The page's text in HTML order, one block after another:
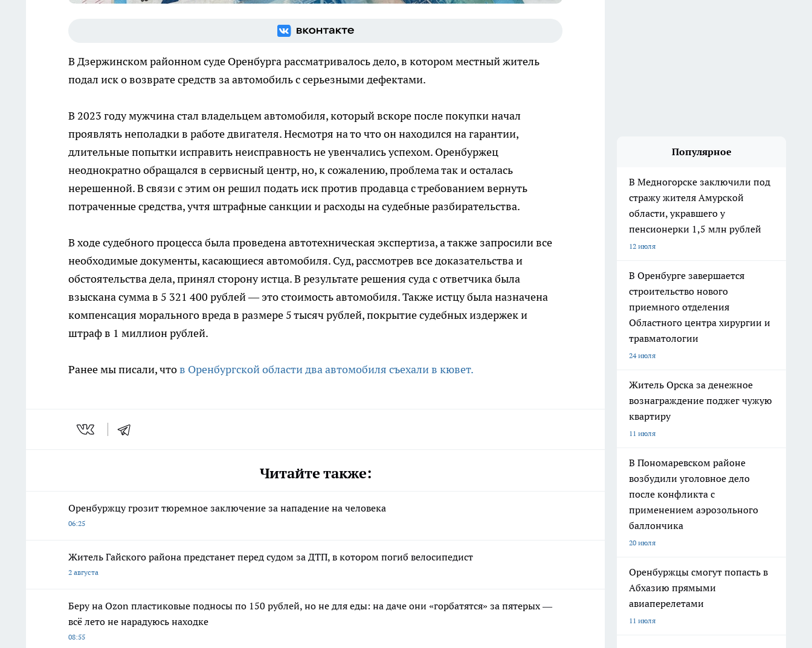
В Дзержинском районном суде Оренбурга рассматривалось дело, в котором местный житель
подал иск о возврате средств за автомобиль с серьезными дефектами.
В 2023 году мужчина стал владельцем автомобиля, который вскоре после покупки начал
проявлять неполадки в работе двигателя. Несмотря на то что он находился на гарантии,
длительные попытки исправить неисправность не увенчались успехом. Оренбуржец
неоднократно обращался в сервисный центр, но, к сожалению, проблема так и осталась
нерешенной. В связи с этим он решил подать иск против продавца с требованием вернуть
потраченные средства, учтя штрафные санкции и расходы на судебные разбирательства.
В ходе судебного процесса была проведена автотехническая экспертиза, а также запросили все
необходимые документы, касающиеся автомобиля. Суд, рассмотрев все доказательства и
обстоятельства дела, принял сторону истца. В результате решения суда с ответчика была
взыскана сумма в 5 321 400 рублей — это стоимость автомобиля. Также истцу была назначена
компенсация морального вреда в размере 5 тысяч рублей, покрытие судебных издержек и
штраф в 1 миллион рублей.
Ранее мы писали, чтов Оренбургской области два автомобиля съехали в кювет.
Читайте также:
Оренбуржцу грозит тюремное заключение за нападение на человека
06:25
Житель Гайского района предстанет перед судом за ДТП, в котором погиб велосипедист
2 августа
Беру на Ozon пластиковые подносы по 150 рублей, но не для еды: на даче они «горбатятся» за пятерых —
всё лето не нарадуюсь находке
08:55
Популярное
В Медногорске заключили под
стражу жителя Амурской
области, укравшего у
пенсионерки 1,5 млн рублей
12 июля
В Оренбурге завершается
строительство нового
приемного отделения
Областного центра хирургии и
травматологии
24 июля
Житель Орска за денежное
вознаграждение поджег чужую
квартиру
11 июля
В Пономаревском районе
возбудили уголовное дело
после конфликта с
применением аэрозольного
баллончика
20 июля
Оренбуржцы смогут попасть в
Абхазию прямыми
авиаперелетами
11 июля